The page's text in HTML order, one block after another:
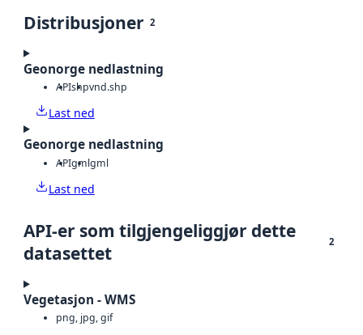
Distribusjoner 2
Geonorge nedlastning
APIshpvnd.shp
Last ned
Geonorge nedlastning
APIgmlgml
Last ned
API-er som tilgjengeliggjør dette
datasettet
2
Vegetasjon - WMS
png, jpg, gif